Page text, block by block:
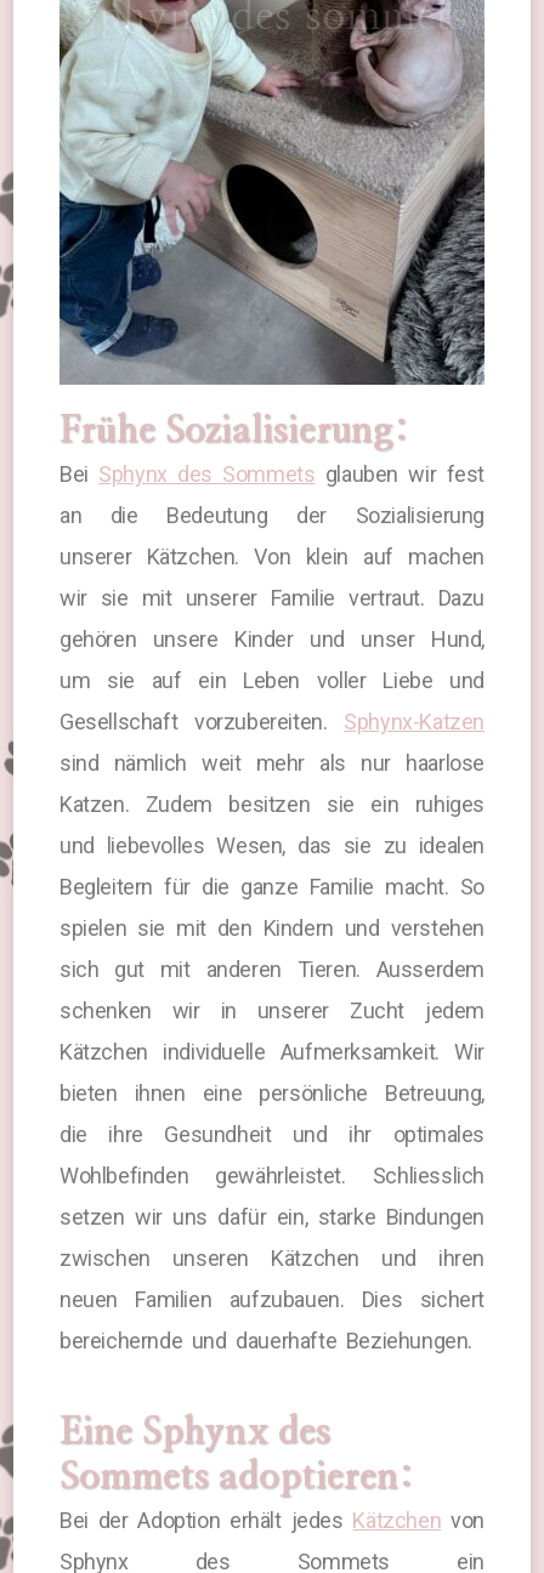
Frühe Sozialisierung:
Bei Sphynx des Sommets glauben wir fest
an die Bedeutung der Sozialisierung
unserer Kätzchen. Von klein auf machen
wir sie mit unserer Familie vertraut. Dazu
gehören unsere Kinder und unser Hund,
um sie auf ein Leben voller Liebe und
Gesellschaft vorzubereiten. Sphynx-Katzen
sind nämlich weit mehr als nur haarlose
Katzen. Zudem besitzen sie ein ruhiges
und liebevolles Wesen, das sie zu idealen
Begleitern für die ganze Familie macht. So
spielen sie mit den Kindern und verstehen
sich gut mit anderen Tieren. Ausserdem
schenken wir in unserer Zucht jedem
Kätzchen individuelle Aufmerksamkeit. Wir
bieten ihnen eine persönliche Betreuung,
die ihre Gesundheit und ihr optimales
Wohlbefinden gewährleistet. Schliesslich
setzen wir uns dafür ein, starke Bindungen
zwischen unseren Kätzchen und ihren
neuen Familien aufzubauen. Dies sichert
bereichernde und dauerhafte Beziehungen.
Eine Sphynx des
Sommets adoptieren:
Bei der Adoption erhält jedes Kätzchen von
Sphynx des Sommets ein